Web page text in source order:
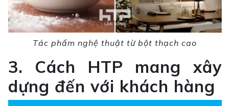
Tác phẩm nghệ thuật từ bột thạch cao
3. Cách HTP mang xây
dựng đến với khách hàng